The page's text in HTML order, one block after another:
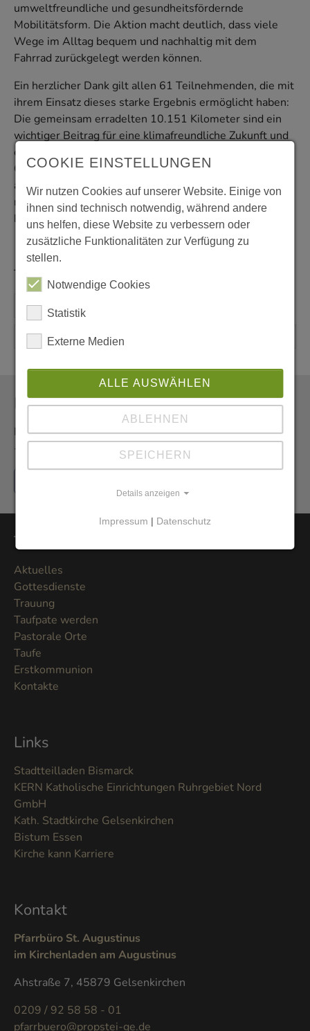
umweltfreundliche und gesundheitsfördernde
Mobilitätsform. Die Aktion macht deutlich, dass viele
Wege im Alltag bequem und nachhaltig mit dem
Fahrrad zurückgelegt werden können.
Ein herzlicher Dank gilt allen 61 Teilnehmenden, die mit
ihrem Einsatz dieses starke Ergebnis ermöglicht haben:
Die gemeinsam erradelten 10.151 Kilometer sind ein
wichtiger Beitrag für eine klimafreundliche Zukunft und
ein Zeichen dafür, dass nachhaltige Mobilität in
Gelsenkirchen aktiv gelebt wird. Wir freuen uns bereits
auf die nächsteStadtradeln-Aktion und hoffen, noch
mehr Menschen für das Radfahren begeistern zu
können!
Text: Lena Walden (BDKJ)
Newsletter
Erhalten Sie den Newsletter der Pfarrei aus erster Hand
- und vor allem umweltfreundlich als E-Mail.
Themen
Aktuelles
Gottesdienste
Trauung
Taufpate werden
Pastorale Orte
Taufe
Erstkommunion
Kontakte
Links
Stadtteilladen Bismarck
KERN Katholische Einrichtungen Ruhrgebiet Nord
GmbH
Kath. Stadtkirche Gelsenkirchen
Bistum Essen
Kirche kann Karriere
Kontakt
Pfarrbüro St. Augustinus
im Kirchenladen am Augustinus
Ahstraße 7, 45879 Gelsenkirchen
0209 / 92 58 58 - 01
pfarrbuero@propstei-ge.de
COOKIE EINSTELLUNGEN
Wir nutzen Cookies auf unserer Website. Einige von
ihnen sind technisch notwendig, während andere
uns helfen, diese Website zu verbessern oder
zusätzliche Funktionalitäten zur Verfügung zu
stellen.
Notwendige Cookies
Statistik
Externe Medien
ALLE AUSWÄHLEN
ABLEHNEN
SPEICHERN
Details anzeigen
Impressum | Datenschutz